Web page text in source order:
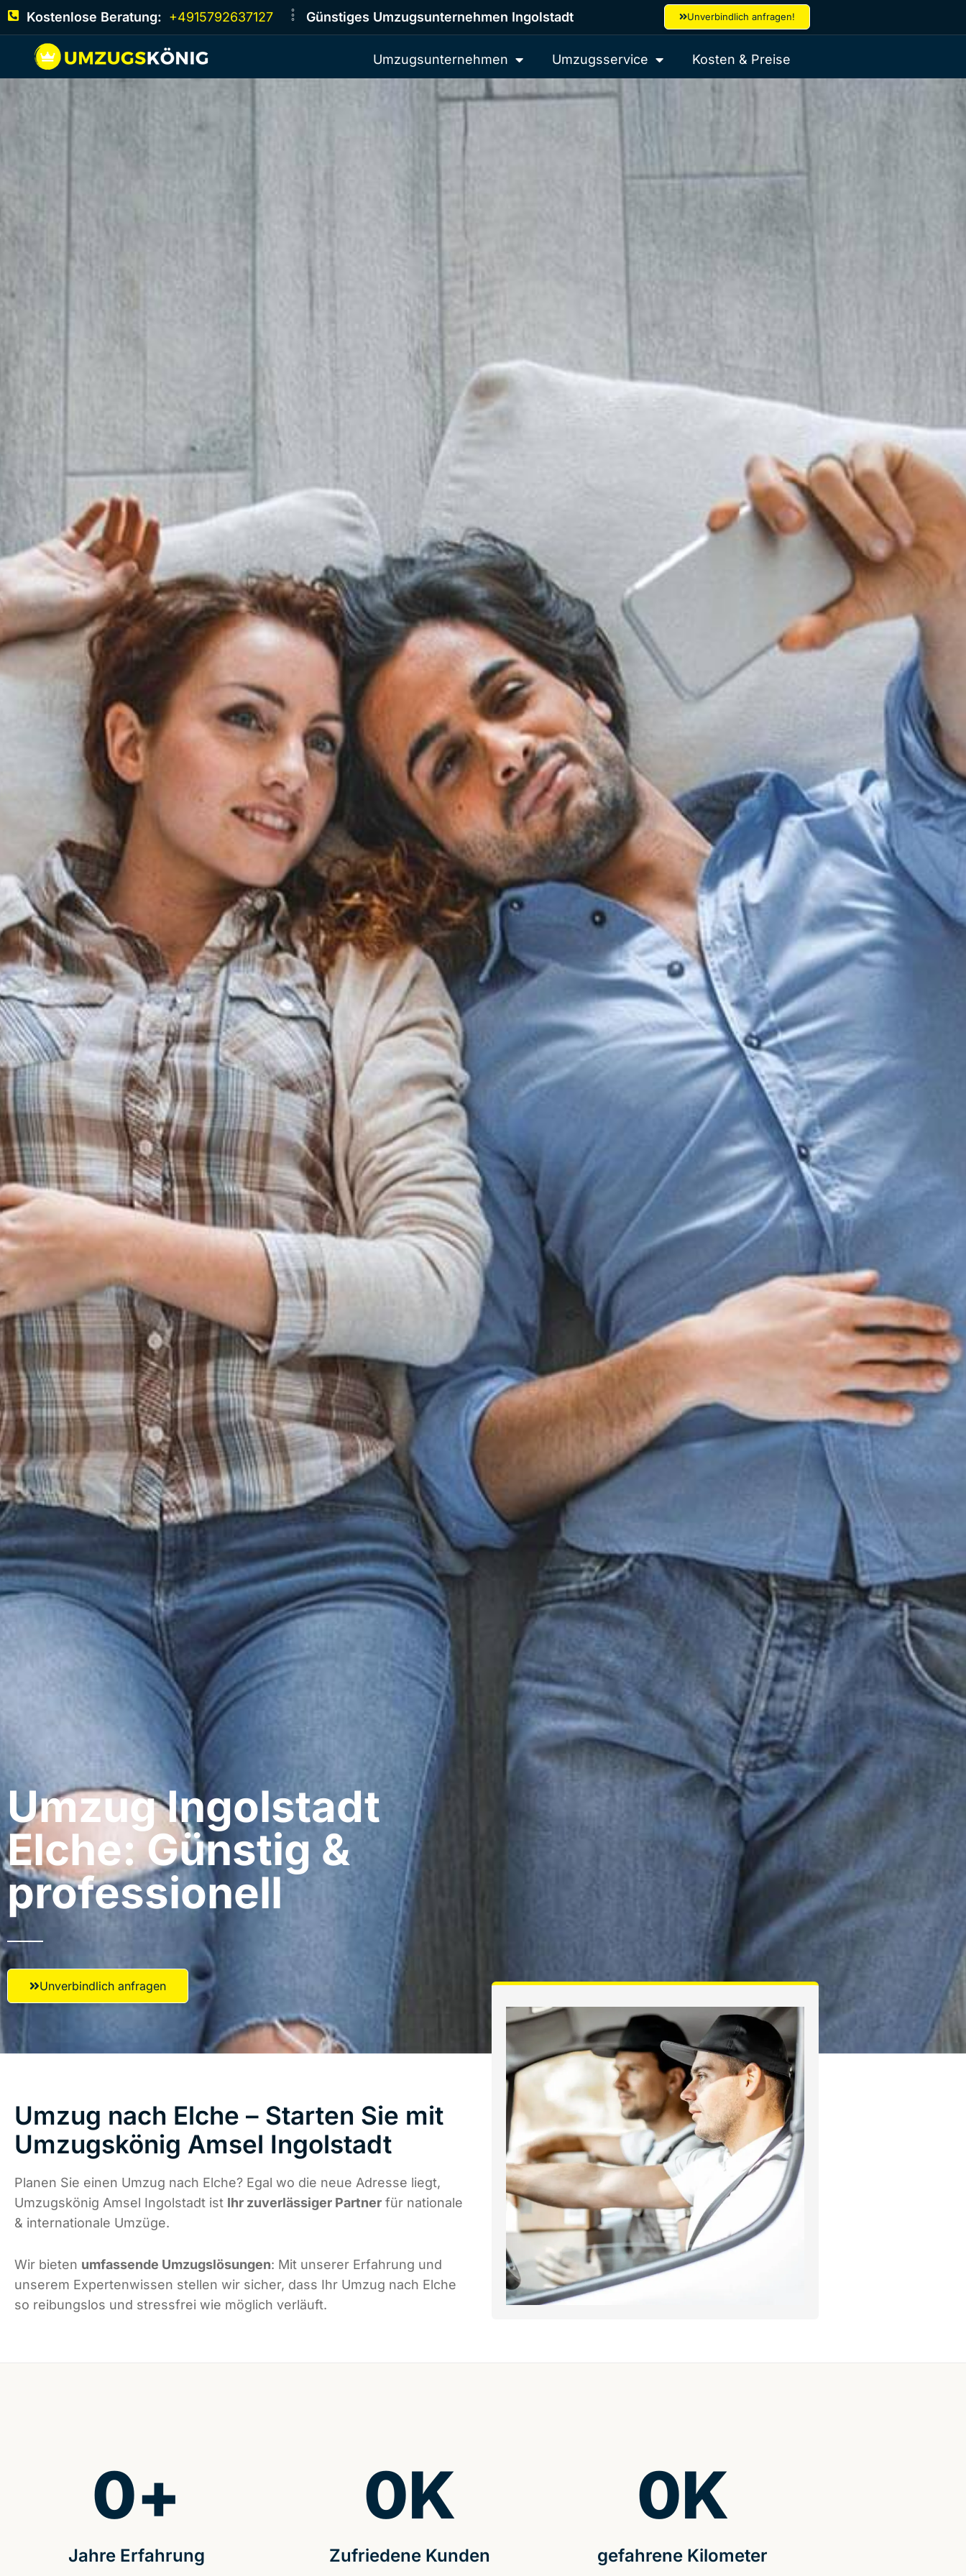
Kostenlose Beratung: +4915792637127 Günstiges Umzugsunternehmen Ingolstadt Unverbindlich anfragen!
Umzugsunternehmen Umzugsservice Kosten & Preise
Umzug Ingolstadt​
Elche: Günstig &
professionell​
Unverbindlich anfragen
Umzug nach Elche – Starten Sie mit
Umzugskönig Amsel Ingolstadt
Planen Sie einen Umzug nach Elche? Egal wo die neue Adresse liegt,
Umzugskönig Amsel Ingolstadt ist Ihr zuverlässiger Partner für nationale
& internationale Umzüge.
Wir bieten umfassende Umzugslösungen: Mit unserer Erfahrung und
unserem Expertenwissen stellen wir sicher, dass Ihr Umzug nach Elche
so reibungslos und stressfrei wie möglich verläuft.
Jahre Erfahrung
0+
Zufriedene Kunden
0K
gefahrene Kilometer
0K